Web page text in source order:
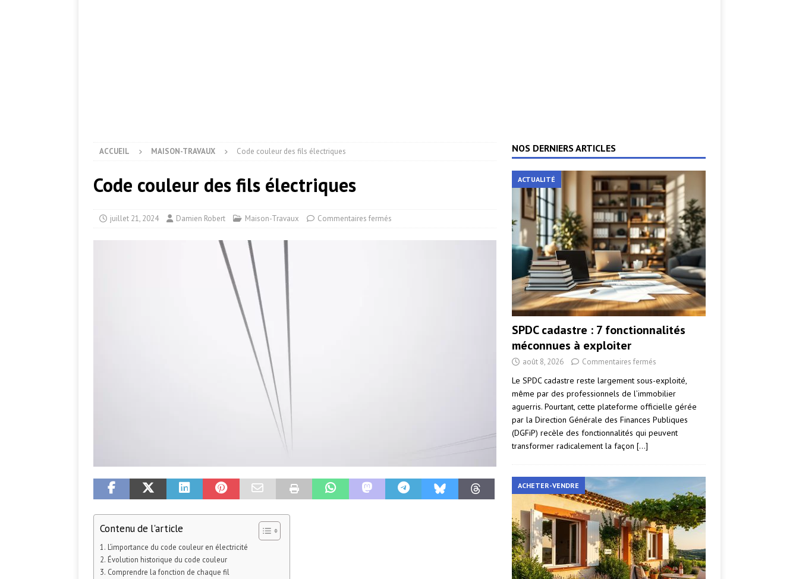
ACCUEIL MAISON-TRAVAUX Code couleur des fils électriques
Code couleur des fils électriques
juillet 21, 2024 Damien Robert Maison-Travaux Commentaires fermés
Contenu de l'article
L’importance du code couleur en électricité
Évolution historique du code couleur
Comprendre la fonction de chaque fil
NOS DERNIERS ARTICLES
ACTUALITÉ
SPDC cadastre : 7 fonctionnalités
méconnues à exploiter
août 8, 2026 Commentaires fermés
Le SPDC cadastre reste largement sous-exploité,
même par des professionnels de l’immobilier
aguerris. Pourtant, cette plateforme officielle gérée
par la Direction Générale des Finances Publiques
(DGFiP) recèle des fonctionnalités qui peuvent
transformer radicalement la façon […]
ACHETER-VENDRE